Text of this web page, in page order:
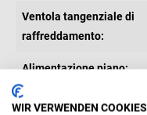
Ventola tangenziale di
raffreddamento:
Alimentazione piano:
Numero totale di fuochi:
WIR VERWENDEN COOKIES